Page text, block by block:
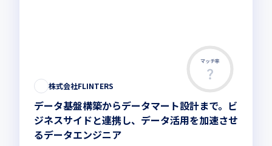
マッチ率
株式会社FLINTERS
データ基盤構築からデータマート設計まで。ビ
ジネスサイドと連携し、データ活用を加速させ
るデータエンジニア